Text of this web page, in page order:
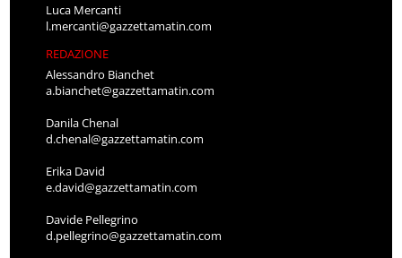
Luca Mercanti
l.mercanti@gazzettamatin.com
REDAZIONE
Alessandro Bianchet
a.bianchet@gazzettamatin.com
Danila Chenal
d.chenal@gazzettamatin.com
Erika David
e.david@gazzettamatin.com
Davide Pellegrino
d.pellegrino@gazzettamatin.com